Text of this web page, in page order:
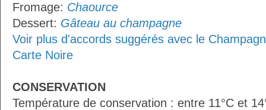
Fromage: Chaource
Dessert: Gâteau au champagne
Voir plus d'accords suggérés avec le
Carte Noire
CONSERVATION
Température de conservation : entre 11°C et